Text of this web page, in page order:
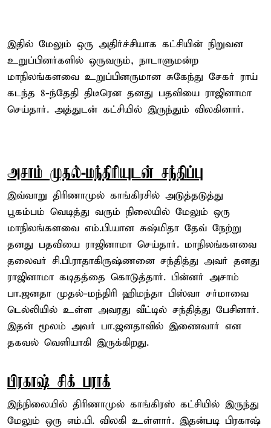
இதில் மேலும் ஒரு அதிர்ச்சியாக கட்சியின் நிறுவன
உறுப்பினர்களில் ஒருவரும், நாடாளுமன்ற
மாநிலங்களவை உறுப்பினருமான சுகேந்து சேகர் ராய்
கடந்த 8-ந்தேதி திடீரென தனது பதவியை ராஜினாமா
செய்தார். அத்துடன் கட்சியில் இருந்தும் விலகினார்.
அசாம் முதல்-மந்திரியுடன் சந்திப்பு
இவ்வாறு திரிணாமுல் காங்கிரசில் அடுத்தடுத்து
பூகம்பம் வெடித்து வரும் நிலையில் மேலும் ஒரு
மாநிலங்களவை எம்.பி.யான சுஷ்மிதா தேவ் நேற்று
தனது பதவியை ராஜினாமா செய்தார். மாநிலங்களவை
தலைவர் சி.பி.ராதாகிருஷ்ணனை சந்தித்து அவர் தனது
ராஜினாமா கடிதத்தை கொடுத்தார். பின்னர் அசாம்
பா.ஜனதா முதல்-மந்திரி ஹிமந்தா பிஸ்வா சர்மாவை
டெல்லியில் உள்ள அவரது வீட்டில் சந்தித்து பேசினார்.
இதன் மூலம் அவர் பா.ஜனதாவில் இணைவார் என
தகவல் வெளியாகி இருக்கிறது.
பிரகாஷ் சிக் பராக்
இந்நிலையில் திரிணாமுல் காங்கிரஸ் கட்சியில் இருந்து
மேலும் ஒரு எம்.பி. விலகி உள்ளார். இதன்படி பிரகாஷ்